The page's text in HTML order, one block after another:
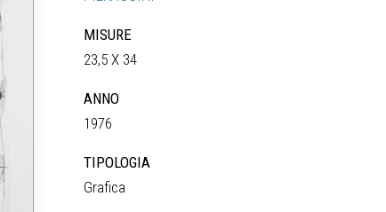
MISURE
23,5 X 34
ANNO
1976
TIPOLOGIA
Grafica